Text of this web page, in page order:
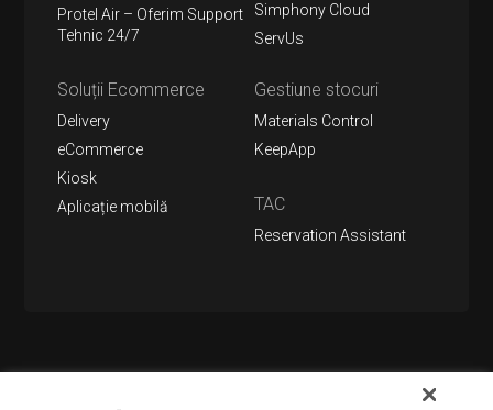
Protel Air – Oferim Support
Tehnic 24/7
Simphony Cloud
ServUs
Soluții Ecommerce
Delivery
eCommerce
Kiosk
Aplicație mobilă
Gestiune stocuri
Materials Control
KeepApp
TAC
Reservation Assistant
Urmărește-ne pe